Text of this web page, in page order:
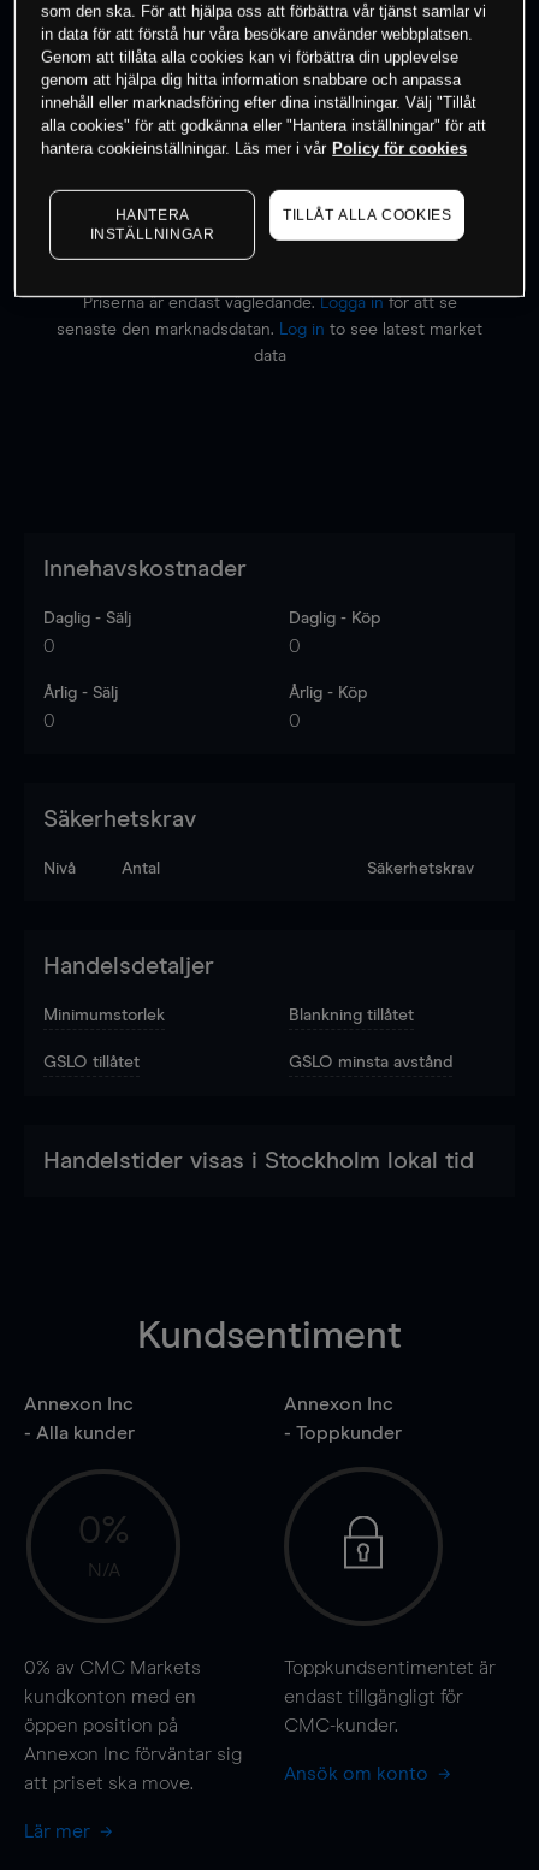
0% av kunderna har en position i detta
instrument
Börja handla
Priserna är endast vägledande.Logga inför att se
senaste den marknadsdatan.
Log in to see latest market
data
Innehavskostnader
Daglig - Sälj
0
Daglig - Köp
0
Årlig - Sälj
0
Årlig - Köp
0
Säkerhetskrav
Nivå Antal Säkerhetskrav
Handelsdetaljer
Minimumstorlek Blankning tillåtet
GSLO tillåtet GSLO minsta avstånd
Handelstider visas i Stockholm lokal tid
Kundsentiment
Annexon Inc
- Alla kunder
0%
N/A
0% av CMC Markets
kundkonton med en
öppen position på
Annexon Inc förväntar sig
att priset ska move.
Lär mer
Annexon Inc
- Toppkunder
Toppkundsentimentet är
endast tillgängligt för
CMC-kunder.
Ansök om konto
som den ska. För att hjälpa oss att förbättra vår tjänst samlar vi
in data för att förstå hur våra besökare använder webbplatsen.
Genom att tillåta alla cookies kan vi förbättra din upplevelse
genom att hjälpa dig hitta information snabbare och anpassa
innehåll eller marknadsföring efter dina inställningar. Välj "Tillåt
alla cookies" för att godkänna eller "Hantera inställningar" för att
hantera cookieinställningar. Läs mer i vår Policy för cookies
HANTERA
INSTÄLLNINGAR
TILLÅT ALLA COOKIES